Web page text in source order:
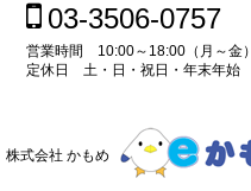
03-3506-0757
営業時間 10:00～18:00（月～金）
定休日 土・日・祝日・年末年始
株式会社 かもめ